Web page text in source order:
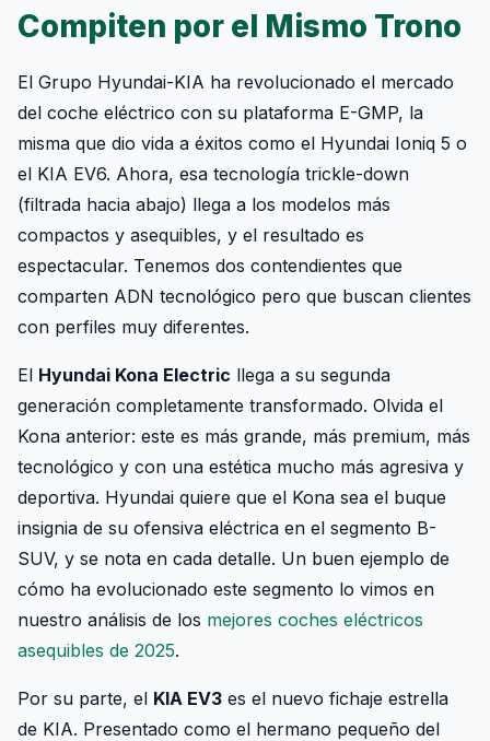
Compiten por el Mismo Trono
El Grupo Hyundai-KIA ha revolucionado el mercado
del coche eléctrico con su plataforma E-GMP, la
misma que dio vida a éxitos como el Hyundai Ioniq 5 o
el KIA EV6. Ahora, esa tecnología trickle-down
(filtrada hacia abajo) llega a los modelos más
compactos y asequibles, y el resultado es
espectacular. Tenemos dos contendientes que
comparten ADN tecnológico pero que buscan clientes
con perfiles muy diferentes.
El Hyundai Kona Electric llega a su segunda
generación completamente transformado. Olvida el
Kona anterior: este es más grande, más premium, más
tecnológico y con una estética mucho más agresiva y
deportiva. Hyundai quiere que el Kona sea el buque
insignia de su ofensiva eléctrica en el segmento B-
SUV, y se nota en cada detalle. Un buen ejemplo de
cómo ha evolucionado este segmento lo vimos en
nuestro análisis de los mejores coches eléctricos
asequibles de 2025.
Por su parte, el KIA EV3 es el nuevo fichaje estrella
de KIA. Presentado como el hermano pequeño del